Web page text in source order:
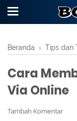
Beranda › Tips dan
Cara
Via Online
Tambah Komentar